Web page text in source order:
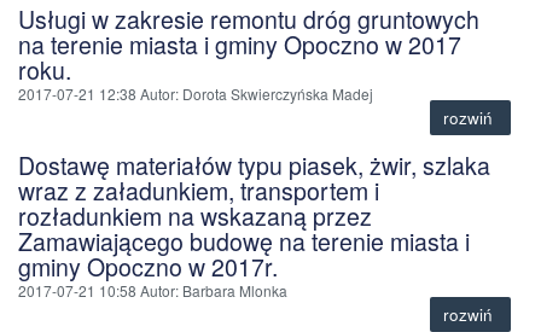
Usługi w zakresie remontu dróg gruntowych
na terenie miasta i gminy Opoczno w 2017
roku.
2017-07-21 12:38 Autor: Dorota Skwierczyńska Madej
rozwiń
Dostawę materiałów typu piasek, żwir, szlaka
wraz z załadunkiem, transportem i
rozładunkiem na wskazaną przez
Zamawiającego budowę na terenie miasta i
gminy Opoczno w 2017r.
2017-07-21 10:58 Autor: Barbara Mlonka
rozwiń